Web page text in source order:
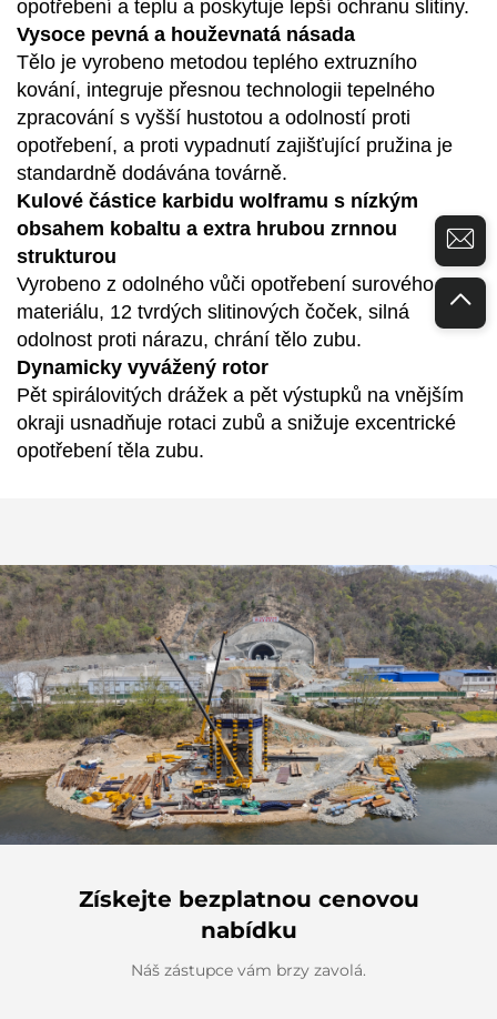
opotřebení a teplu a poskytuje lepší ochranu slitiny.
Vysoce pevná a houževnatá násada
Tělo je vyrobeno metodou teplého extruzního
kování, integruje přesnou technologii tepelného
zpracování s vyšší hustotou a odolností proti
opotřebení, a proti vypadnutí zajišťující pružina je
standardně dodávána továrně.
Kulové částice karbidu wolframu s nízkým
obsahem kobaltu a extra hrubou zrnnou
strukturou
Vyrobeno z odolného vůči opotřebení surového
materiálu, 12 tvrdých slitinových čoček, silná
odolnost proti nárazu, chrání tělo zubu.
Dynamicky vyvážený rotor
Pět spirálovitých drážek a pět výstupků na vnějším
okraji usnadňuje rotaci zubů a snižuje excentrické
opotřebení těla zubu.
Získejte bezplatnou cenovou
nabídku
Náš zástupce vám brzy zavolá.